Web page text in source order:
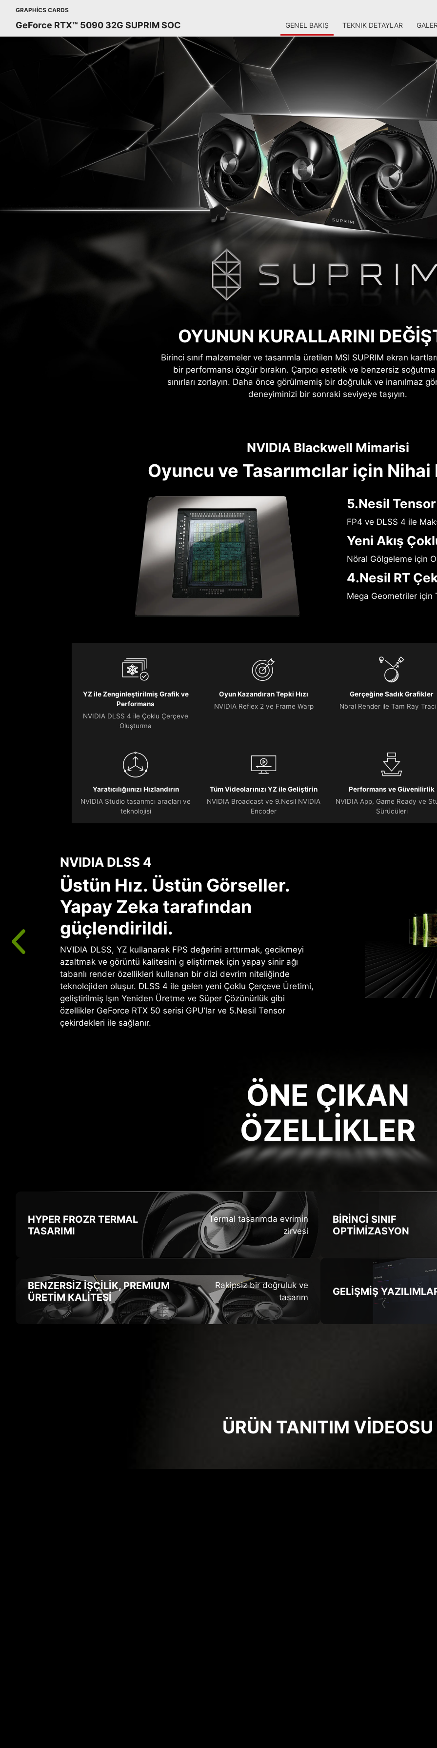
GRAPHICS CARDS
GeForce RTX™ 5090 32G SUPRIM SOC GENEL BAKIŞ TEKNIK DETAYLAR
OYUNUN KURALLARINI
Birinci sınıf malzemeler ve tasarımla üretilen MSI SUPRIM ekran
bir performansı özgür bırakın. Çarpıcı estetik ve benzersiz
sınırları zorlayın. Daha önce görülmemiş bir doğruluk ve inanılmaz
deneyiminizi bir sonraki seviyeye taşıyın.
NVIDIA Blackwell Mimarisi
Oyuncu ve Tasarımcılar için
5.Nesil
FP4 ve DLSS 4 ile
Yeni Akış
Nöral Gölgeleme için
4.Nesil RT
Mega Geometriler için
YZ ile Zenginleştirilmiş Grafik ve
Performans
NVIDIA DLSS 4 ile Çoklu Çerçeve
Oluşturma
Oyun Kazandıran Tepki Hızı
NVIDIA Reflex 2 ve Frame Warp
Gerçeğine Sadık Grafikler
Nöral Render ile Tam Ray
Yaratıcılığıınızı Hızlandırın
NVIDIA Studio tasarımcı araçları ve
teknolojisi
Tüm Videolarınızı YZ ile Geliştirin
NVIDIA Broadcast ve 9.Nesil NVIDIA
Encoder
Performans ve Güvenilirlik
NVIDIA App, Game Ready ve
Sürücüleri
NVIDIA DLSS 4
Üstün Hız. Üstün Görseller.
Yapay Zeka tarafından
güçlendirildi.
NVIDIA DLSS, YZ kullanarak FPS değerini arttırmak, gecikmeyi
azaltmak ve görüntü kalitesini g eliştirmek için yapay sinir ağı
tabanlı render özellikleri kullanan bir dizi devrim niteliğinde
teknolojiden oluşur. DLSS 4 ile gelen yeni Çoklu Çerçeve Üretimi,
geliştirilmiş Işın Yeniden Üretme ve Süper Çözünürlük gibi
özellikler GeForce RTX 50 serisi GPU’lar ve 5.Nesil Tensor
çekirdekleri ile sağlanır.
ÖNE ÇIKAN
ÖZELLİKLER
HYPER FROZR TERMAL
TASARIMI
Termal tasarımda evrimin
zirvesi
BİRİNCİ SINIF
OPTİMİZASYON
BENZERSİZ İŞÇİLİK,PREMIUM
ÜRETİM KALİTESİ
Rakipsiz bir doğruluk ve
tasarım
GELİŞMİŞ
ÜRÜN TANITIM VİDEOSU